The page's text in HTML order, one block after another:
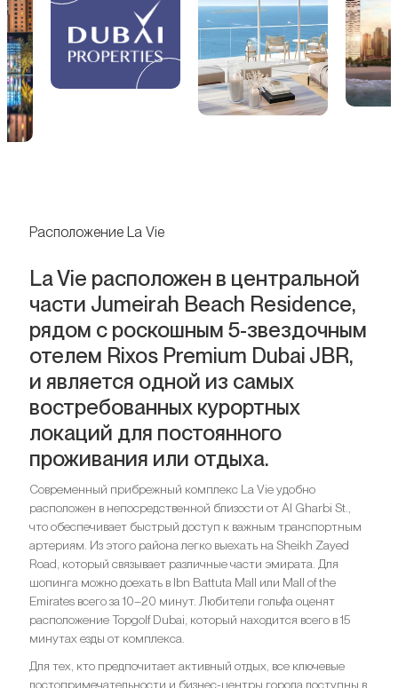
Расположение La Vie
La Vie расположен в центральной
части Jumeirah Beach Residence,
рядом с роскошным 5-звездочным
отелем Rixos Premium Dubai JBR,
и является одной из самых
востребованных курортных
локаций для постоянного
проживания или отдыха.
Современный прибрежный комплекс La Vie удобно
расположен в непосредственной близости от Al Gharbi St.,
что обеспечивает быстрый доступ к важным транспортным
артериям. Из этого района легко выехать на Sheikh Zayed
Road, который связывает различные части эмирата. Для
шопинга можно доехать в Ibn Battuta Mall или Mall of the
Emirates всего за 10–20 минут. Любители гольфа оценят
расположение Topgolf Dubai, который находится всего в 15
минутах езды от комплекса.
Для тех, кто предпочитает активный отдых, все ключевые
достопримечательности и бизнес-центры города доступны в